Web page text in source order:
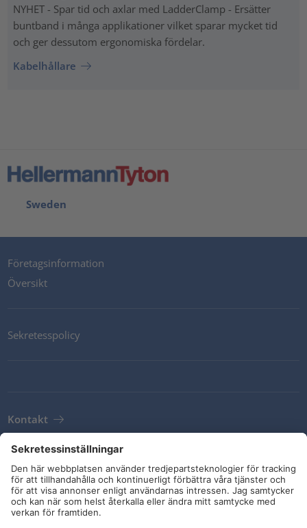
NYHET - Spar tid och axlar med LadderClamp - Ersätter
buntband i många applikationer vilket sparar mycket tid
och ger dessutom ergonomiska fördelar.
Kabelhållare
Sweden
Företagsinformation
Översikt
Sekretesspolicy
Kontakt
Leveransvillkor
Riktlinjer och åtaganden